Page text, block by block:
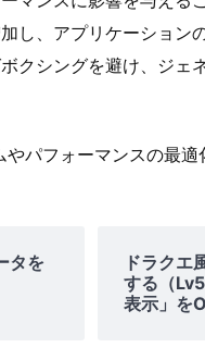
し、アプリケーション
クシングを避け、ジェ
パフォーマンスの最適
タを
ドラクエ
する（
表示」を